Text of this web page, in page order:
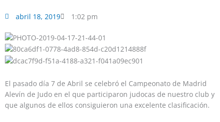
abril 18, 2019 1:02 pm
El pasado día 7 de Abril se celebró el Campeonato de Madrid
Alevín de Judo en el que participaron judocas de nuestro club y
que algunos de ellos consiguieron una excelente clasificación.